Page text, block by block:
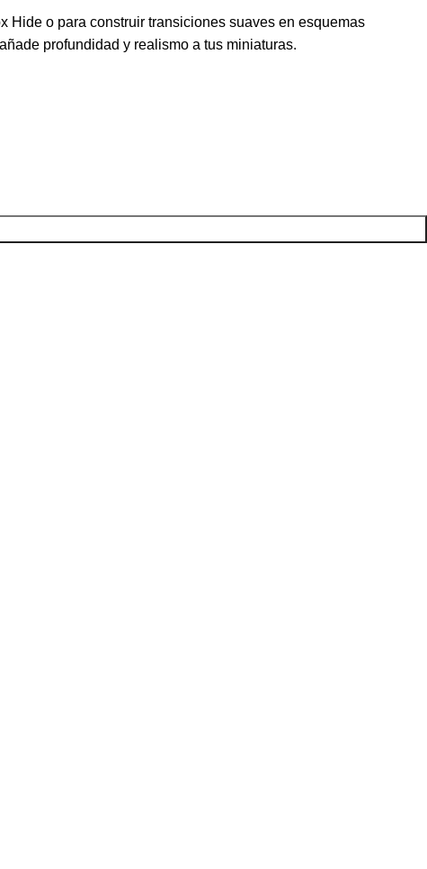
Hide o para construir transiciones suaves en esquemas
profundidad y realismo a tus miniaturas.